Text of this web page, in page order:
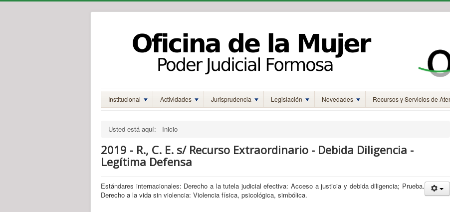
Institucional Actividades Jurisprudencia Legislación Novedades Recursos y Servicios de
Usted está aquí: Inicio
2019 - R., C. E. s/ Recurso Extraordinario - Debida Diligencia -
Legítima Defensa
Estándares internacionales: Derecho a la tutela judicial efectiva: Acceso a justicia y debida diligencia; Prueba.
Derecho a la vida sin violencia: Violencia física, psicológica, simbólica.